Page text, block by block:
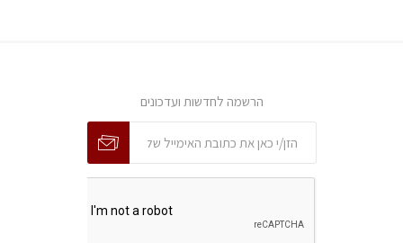
הרשמה לחדשות ועדכונים